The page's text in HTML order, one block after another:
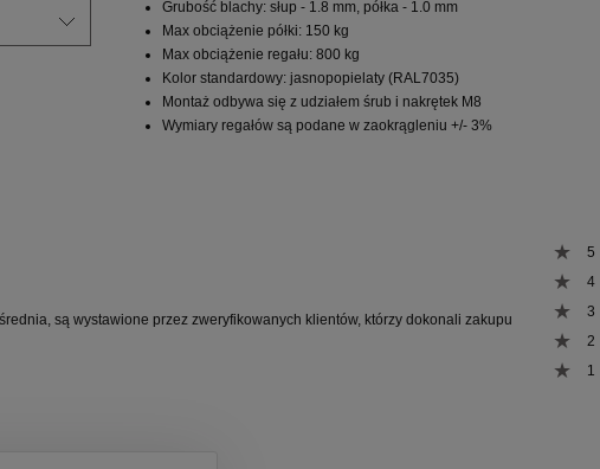
Grubość blachy: słup - 1.8 mm, półka - 1.0 mm
Max obciążenie półki: 150 kg
Max obciążenie regału: 800 kg
Kolor standardowy: jasnopopielaty (RAL7035)
Montaż odbywa się z udziałem śrub i nakrętek M8
Wymiary regałów są podane w zaokrągleniu +/- 3%
są wystawione przez zweryfikowanych klientów, którzy dokonali zakupu
5
4
3
2
1